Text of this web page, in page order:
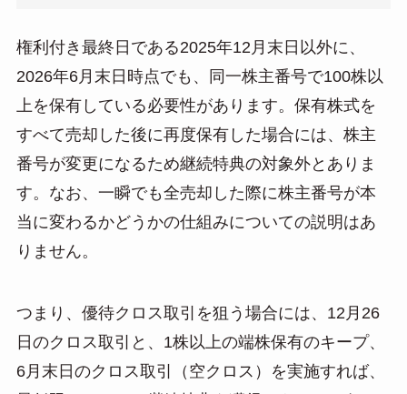
権利付き最終日である2025年12月末日以外に、
2026年6月末日時点でも、同一株主番号で100株以
上を保有している必要性があります。保有株式を
すべて売却した後に再度保有した場合には、株主
番号が変更になるため継続特典の対象外とありま
す。なお、一瞬でも全売却した際に株主番号が本
当に変わるかどうかの仕組みについての説明はあ
りません。
つまり、優待クロス取引を狙う場合には、12月26
日のクロス取引と、1株以上の端株保有のキープ、
6月末日のクロス取引（空クロス）を実施すれば、